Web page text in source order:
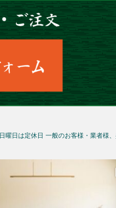
日曜日は定休日 一般のお客様・業者様